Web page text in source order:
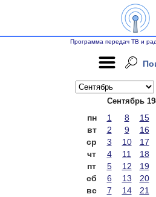
Программа передач ТВ и
Сентябрь
пн 1 8 15
вт
2 9 16
ср
3 10 17
чт
4 11 18
пт
5 12 19
сб
6 13 20
вс
7 14 21